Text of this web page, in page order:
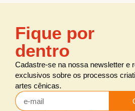
Fique por
dentro
Cadastre-se na nossa newsletter e
exclusivos sobre os processos
artes cênicas.